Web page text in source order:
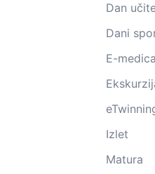
Dan
Dani
E-medica
Izlet
Matura